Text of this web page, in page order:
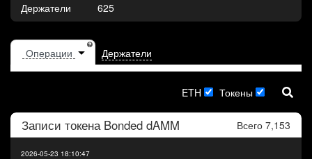
Держатели
625
Держатели
ETH Токены
Записи токена Bonded dAMM Всего 7,153
2026-05-23 18:10:47